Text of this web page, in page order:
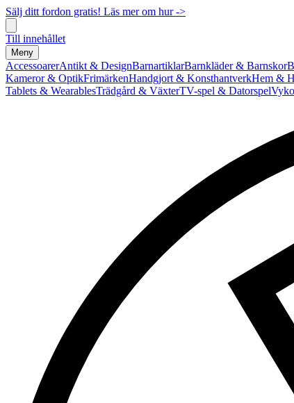
Sälj ditt fordon gratis! Läs mer om hur ->
Till innehållet
Meny
AccessoarerAntikt & DesignBarnartiklarBarnkläder & Barnskor
Kameror & OptikFrimärkenHandgjort & KonsthantverkHem &
Tablets & WearablesTrädgård & VäxterTV-spel & Datorspel